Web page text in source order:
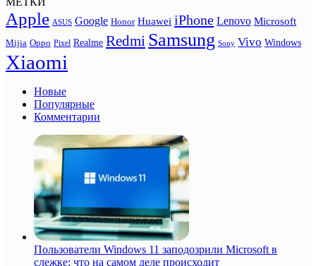
Apple ASUS Google Honor Huawei iPhone Lenovo Microsoft
Mijia Oppo Pixel Realme Redmi Samsung Sony Vivo Windows
Xiaomi
Новые
Популярные
Комментарии
Пользователи Windows 11 заподозрили Microsoft в
слежке: что на самом деле происходит